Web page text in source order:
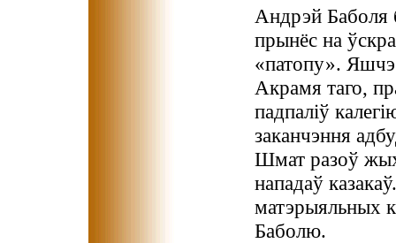
Андрэй Баболя
прынёс на
«патопу». Яшчэ
Акрамя таго,
падпаліў
заканчэння
Шмат разоў
нападаў
матэрыяльных
Баболю.